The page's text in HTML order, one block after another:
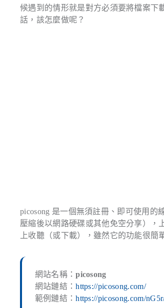
候遇到的情形就是對方必須要將檔案下
話，該怎麼做呢？
picosong 是一個無須註冊、即可使用的
壓縮後以網路硬碟或其他免空分享），
上收聽（或下載），雖然它的功能很簡
網站名稱：picosong
網站鏈結：https://picosong.com/
範例鏈結：https://picosong.com/